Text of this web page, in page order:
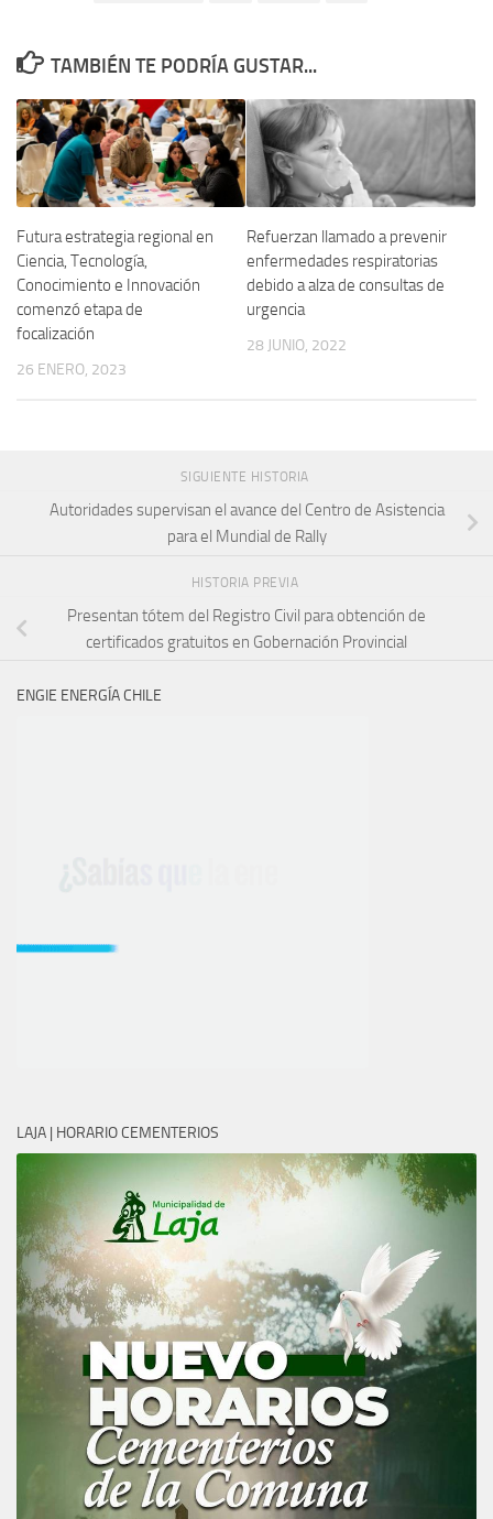
TAMBIÉN TE PODRÍA GUSTAR...
Futura estrategia regional en
Ciencia, Tecnología,
Conocimiento e Innovación
comenzó etapa de
focalización
26 ENERO, 2023
Refuerzan llamado a prevenir
enfermedades respiratorias
debido a alza de consultas de
urgencia
28 JUNIO, 2022
SIGUIENTE HISTORIA
Autoridades supervisan el avance del Centro de Asistencia
para el Mundial de Rally
HISTORIA PREVIA
Presentan tótem del Registro Civil para obtención de
certificados gratuitos en Gobernación Provincial
ENGIE ENERGÍA CHILE
LAJA | HORARIO CEMENTERIOS